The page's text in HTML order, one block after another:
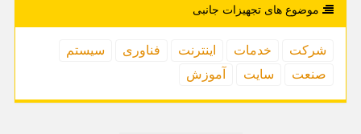
موضوع های تجهیزات جانبی
شركت خدمات اینترنت فناوری
سیستم
صنعت
سایت آموزش